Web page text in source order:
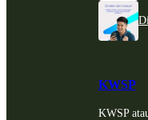
KWSP
KWSP